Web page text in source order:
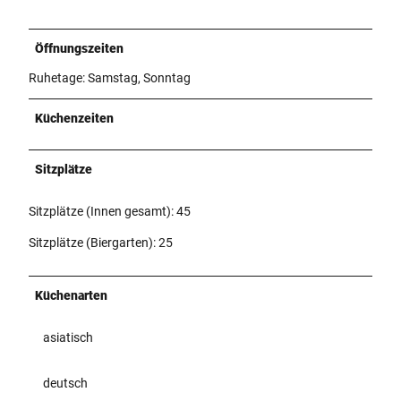
Öffnungszeiten
Ruhetage: Samstag, Sonntag
Küchenzeiten
Sitzplätze
Sitzplätze (Innen gesamt): 45
Sitzplätze (Biergarten): 25
Küchenarten
asiatisch
deutsch